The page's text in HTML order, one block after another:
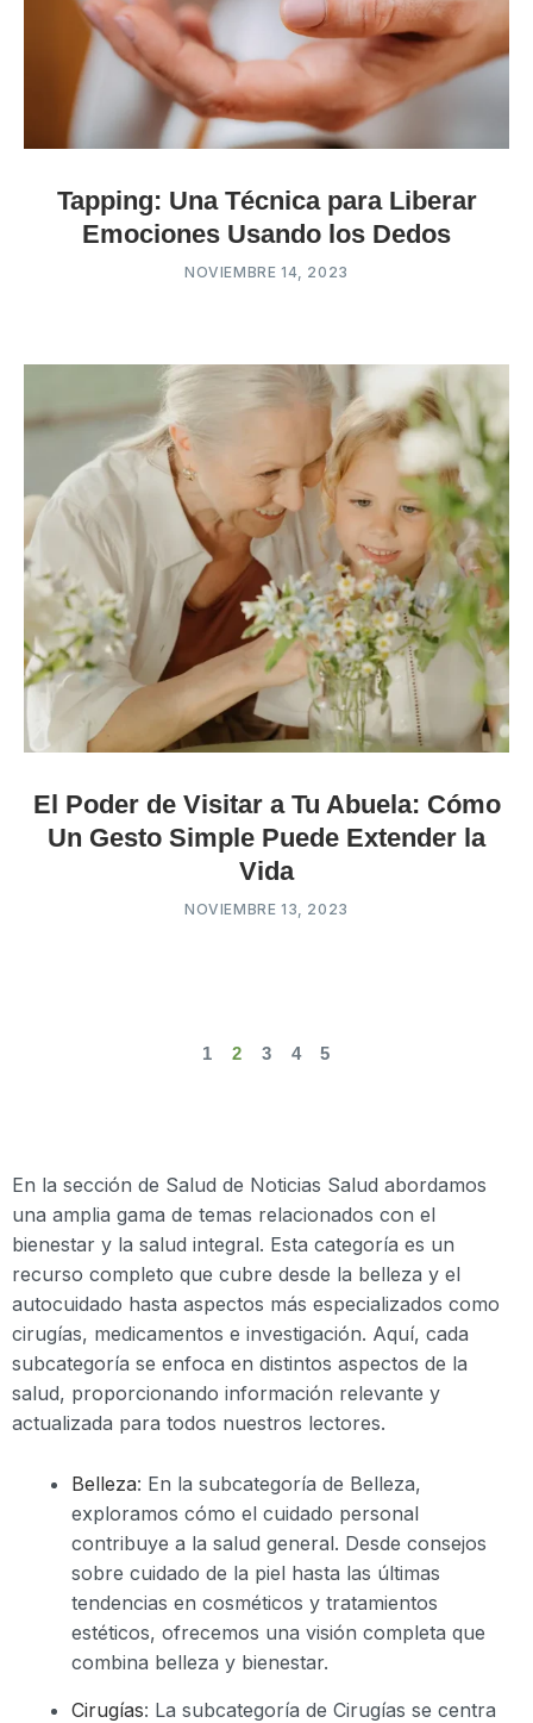
Tapping: Una Técnica para Liberar
Emociones Usando los Dedos
NOVIEMBRE 14, 2023
El Poder de Visitar a Tu Abuela: Cómo
Un Gesto Simple Puede Extender la
Vida
NOVIEMBRE 13, 2023
1 2 3 4 5
En la sección de Salud de Noticias Salud abordamos
una amplia gama de temas relacionados con el
bienestar y la salud integral. Esta categoría es un
recurso completo que cubre desde la belleza y el
autocuidado hasta aspectos más especializados como
cirugías, medicamentos e investigación. Aquí, cada
subcategoría se enfoca en distintos aspectos de la
salud, proporcionando información relevante y
actualizada para todos nuestros lectores.
Belleza: En la subcategoría de Belleza,
exploramos cómo el cuidado personal
contribuye a la salud general. Desde consejos
sobre cuidado de la piel hasta las últimas
tendencias en cosméticos y tratamientos
estéticos, ofrecemos una visión completa que
combina belleza y bienestar.
Cirugías: La subcategoría de Cirugías se centra